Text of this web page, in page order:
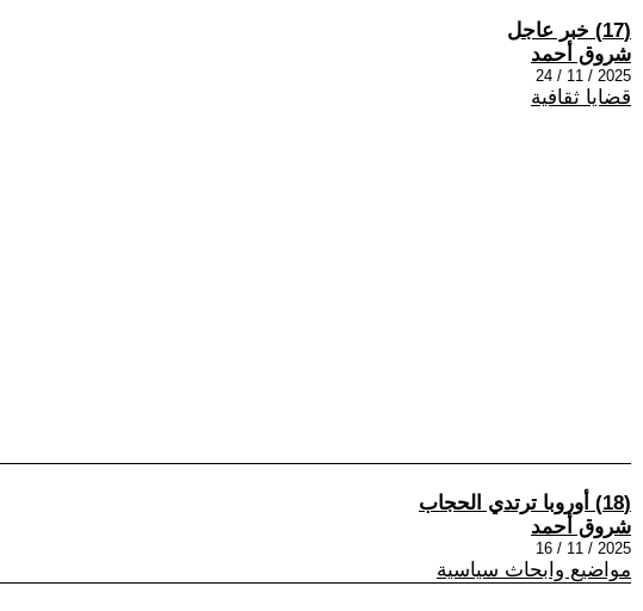
(17) خبر عاجل
شروق أحمد
2025 / 11 / 24
قضايا ثقافية
(18) أوروبا ترتدي الحجاب
شروق أحمد
2025 / 11 / 16
مواضيع وابحاث سياسية